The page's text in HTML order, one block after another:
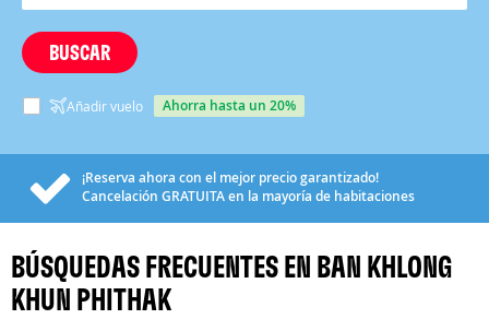
BUSCAR
Añadir vuelo ahorra hasta un 20%
¡Reserva ahora con el mejor precio garantizado!
Cancelación GRATUITAen la mayoría de habitaciones
BÚSQUEDAS FRECUENTES EN BAN KHLONG
KHUN PHITHAK